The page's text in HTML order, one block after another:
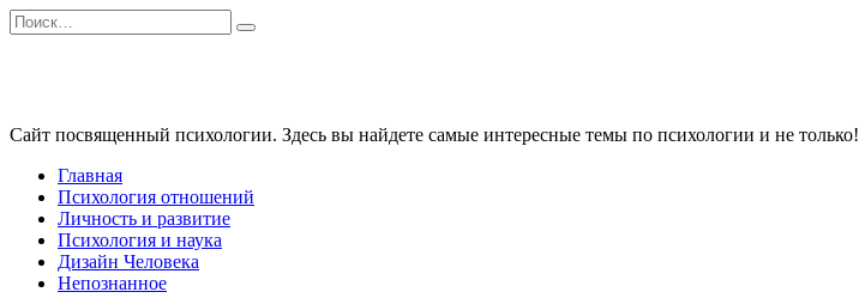
Перейти
к
Search
for:
Сайт посвященный психологии. Здесь вы найдете самые интересные темы по психологии и не только!
Главная
Психология отношений
Личность и развитие
Психология и наука
Дизайн Человека
Непознанное